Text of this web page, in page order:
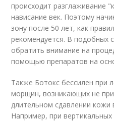
происходит разглаживание
нависание век. Поэтому
зону после 50 лет, как
рекомендуется. В подобных
обратить внимание на
помощью препаратов на
Также Ботокс бессилен при
морщин, возникающих не
длительном сдавлении
Например, при